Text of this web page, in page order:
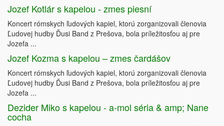
Jozef Kotlár s kapelou - zmes piesní
Koncert rómskych ľudových kapiel, ktorú zorganizovali členovia
Ľudovej hudby Ďusi Band z Prešova, bola príležitosťou aj pre
Jozefa ...
Jozef Kozma s kapelou – zmes čardášov
Koncert rómskych ľudových kapiel, ktorú zorganizovali členovia
Ľudovej hudby Ďusi Band z Prešova, bola príležitosťou aj pre
Jozefa ...
Dezider Miko s kapelou - a-mol séria & amp; Nane
cocha